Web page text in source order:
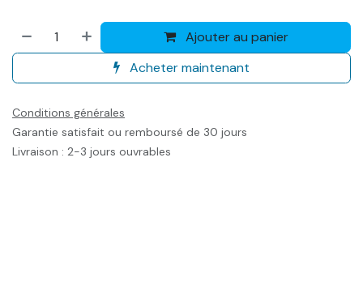
Ajouter au panier
Acheter maintenant
Conditions générales
Garantie satisfait ou remboursé de 30 jours
Livraison : 2-3 jours ouvrables